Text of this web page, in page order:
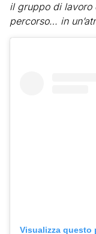
il gruppo di lavoro
percorso… in
Visualizza questo